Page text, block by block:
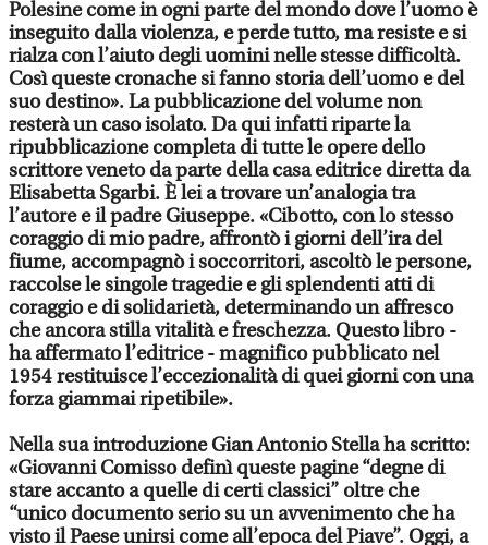
Polesine come in ogni parte del mondo dove l’uomo è
inseguito dalla violenza, e perde tutto, ma resiste e si
rialza con l’aiuto degli uomini nelle stesse difficoltà.
Così queste cronache si fanno storia dell’uomo e del
suo destino». La pubblicazione del volume non
resterà un caso isolato. Da qui infatti riparte la
ripubblicazione completa di tutte le opere dello
scrittore veneto da parte della casa editrice diretta da
Elisabetta Sgarbi. È lei a trovare un’analogia tra
l’autore e il padre Giuseppe. «Cibotto, con lo stesso
coraggio di mio padre, affrontò i giorni dell’ira del
fiume, accompagnò i soccorritori, ascoltò le persone,
raccolse le singole tragedie e gli splendenti atti di
coraggio e di solidarietà, determinando un affresco
che ancora stilla vitalità e freschezza. Questo libro -
ha affermato l’editrice - magnifico pubblicato nel
1954 restituisce l’eccezionalità di quei giorni con una
forza giammai ripetibile».
Nella sua introduzione Gian Antonio Stella ha scritto:
«Giovanni Comisso definì queste pagine “degne di
stare accanto a quelle di certi classici” oltre che
“unico documento serio su un avvenimento che ha
visto il Paese unirsi come all’epoca del Piave”. Oggi, a